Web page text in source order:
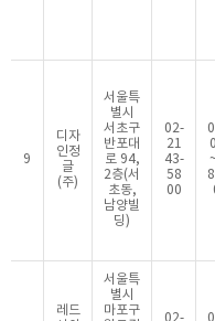
9
디자
인정
글
(주)
서울특
별시
서초구
반포대
로 94,
2층(서
초동,
남양빌
딩)
02-
21
43-
58
00
레드
서울특
별시
마포구